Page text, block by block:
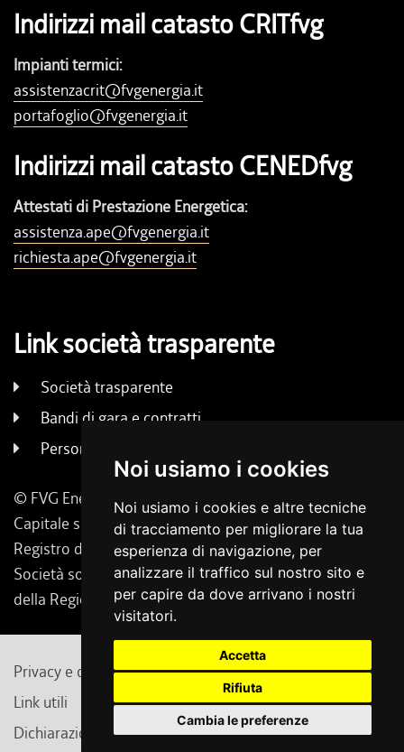
Noi usiamo i cookies
Noi usiamo i cookies e altre tecniche
di tracciamento per migliorare la tua
esperienza di navigazione, per
analizzare il traffico sul nostro sito e
per capire da dove arrivano i nostri
visitatori.
Accetta
Rifiuta
Cambia le preferenze
Indirizzi mail catasto CRITfvg
Impianti termici:
assistenzacrit@fvgenergia.it
portafoglio@fvgenergia.it
Indirizzi mail catasto CENEDfvg
Attestati di Prestazione Energetica:
assistenza.ape@fvgenergia.it
richiesta.ape@fvgenergia.it
Link società trasparente
Società trasparente
Bandi di gara e contratti
Persone e uffici
© FVG Energia S.p.A. - Tutti i diritti riservati
Capitale sociale 130.000 € i.v. | Codice Fiscale, Iscrizione
Registro delle Imprese di Udine 02431160304
Società soggetta a direzione e coordinamento da parte
della Regione Friuli Venezia Giulia.
Privacy e cambio preferenze cookie
Note legali
Link utili
Contatti
Feedback
Dichiarazione di accessibilità
Redazionale